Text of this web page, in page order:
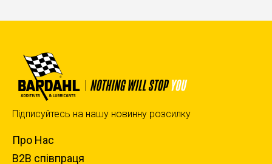
Підписуйтесь на нашу новинну розсилку
Про Нас
B2B співпраця